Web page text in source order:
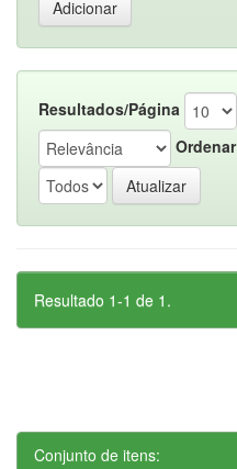
Resultados/Página
Ordenar
Resultado 1-1 de 1.
Conjunto de itens: